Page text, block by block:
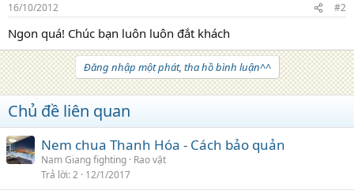
16/10/2012 #2
Ngon quá! Chúc bạn luôn luôn đắt khách
Đăng nhập một phát, tha hồ bình luận^^
Chủ đề liên quan
Nem chua Thanh Hóa - Cách bảo quản
Nam Giang fighting Rao vặt
Trả lời 2 12/1/2017